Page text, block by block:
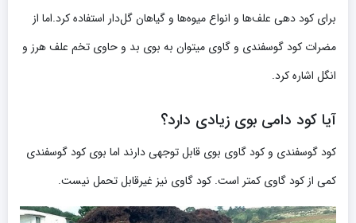
برای کود دهی علف‌ها و انواع میوه‌ها و گیاهان گل‌دار استفاده کرد.اما از
مضرات کود گوسفندی و گاوی میتوان به بوی بد و حاوی تخم علف هرز و
انگل اشاره کرد.
آیا کود دامی بوی زیادی دارد؟
کود گوسفندی و کود گاوی بوی قابل‌ توجهی دارند اما بوی کود گوسفندی
کمی از کود گاوی کمتر است. کود گاوی نیز غیرقابل‌ تحمل نیست.